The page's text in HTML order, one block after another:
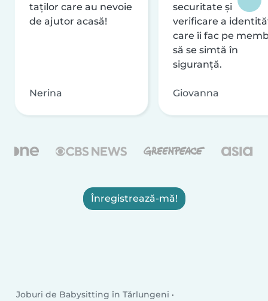
taților care au nevoie
de ajutor acasă!
Nerina
securitate și
verificare a
care îi fac pe
să se simtă în
siguranță.
Giovanna
Înregistrează-mă!
Joburi de Babysitting în Tărlungeni